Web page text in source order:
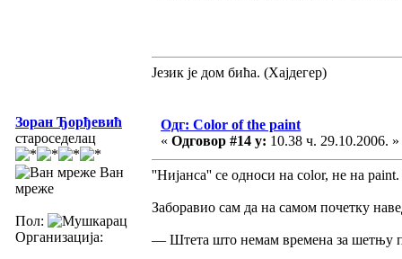
Језик је дом бића. (Хајдегер)
Зоран Ђорђевић
староседелац
Ван
мреже
Пол:
Организација:
Одг: Color of the paint
« Одговор #14 у: 10.38 ч. 29.10.2006. »
''Нијанса'' се односи на color, не на paint.
Заборавио сам да на самом почетку
— Штета што немам времена за шетњу